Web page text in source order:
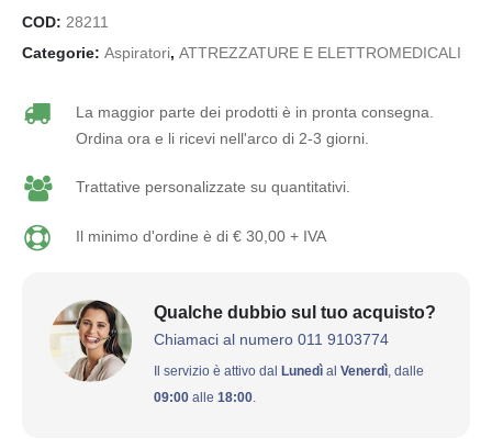
COD: 28211
Categorie: Aspiratori, ATTREZZATURE E ELETTROMEDICALI
La maggior parte dei prodotti è in pronta consegna.
Ordina ora e li ricevi nell'arco di 2-3 giorni.
Trattative personalizzate su quantitativi.
Il minimo d'ordine è di € 30,00 + IVA
Qualche dubbio sul tuo acquisto?
Chiamaci al numero 011 9103774
Il servizio è attivo dal Lunedì al Venerdì , dalle
09:00 alle 18:00